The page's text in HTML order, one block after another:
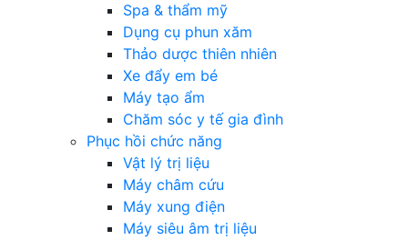
Spa & thẩm mỹ
Dụng cụ phun xăm
Thảo dược thiên nhiên
Xe đẩy em bé
Máy tạo ẩm
Chăm sóc y tế gia đình
Phục hồi chức năng
Vật lý trị liệu
Máy châm cứu
Máy xung điện
Máy siêu âm trị liệu